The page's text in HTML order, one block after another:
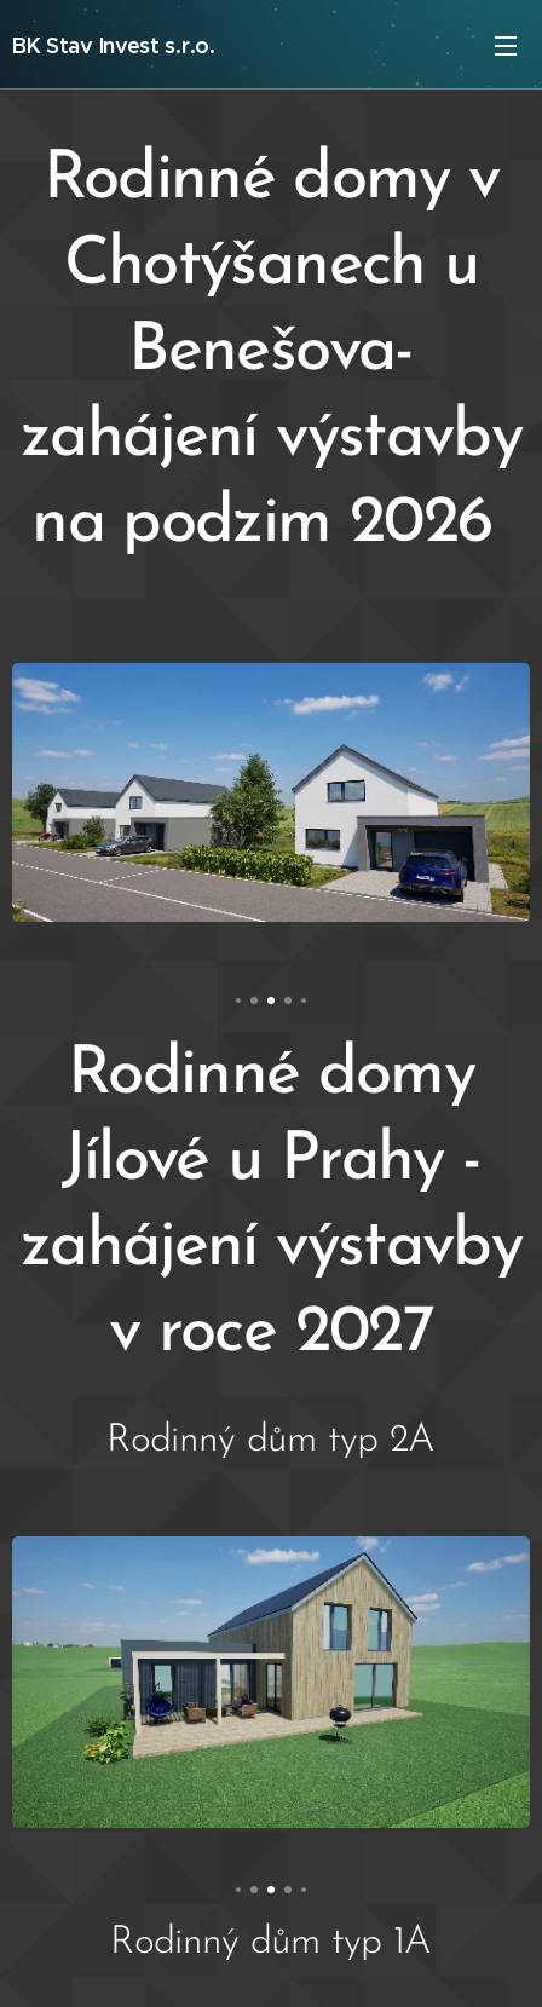
BK Stav Invest s.r.o.
Rodinné domy v
Chotýšanech u
Benešova-
zahájení výstavby
na podzim 2026
Rodinné domy
Jílové u Prahy -
zahájení výstavby
v roce 2027
Rodinný dům typ 2A
Rodinný dům typ 1A